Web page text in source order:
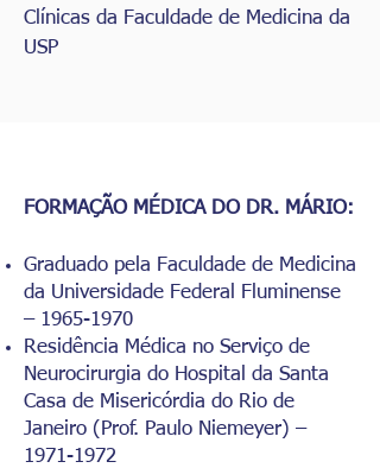
Clínicas da Faculdade de Medicina da
USP
FORMAÇÃO MÉDICA DO DR. MÁRIO:
Graduado pela Faculdade de Medicina
da Universidade Federal Fluminense
– 1965-1970
Residência Médica no Serviço de
Neurocirurgia do Hospital da Santa
Casa de Misericórdia do Rio de
Janeiro (Prof. Paulo Niemeyer) –
1971-1972